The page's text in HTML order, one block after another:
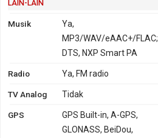
LAIN-LAIN
Musik
Ya,
MP3/WAV/eAAC+/FLAC;
DTS, NXP Smart PA
Radio Ya, FM radio
TV Analog Tidak
GPS
GPS Built-in, A-GPS,
GLONASS, BeiDou,